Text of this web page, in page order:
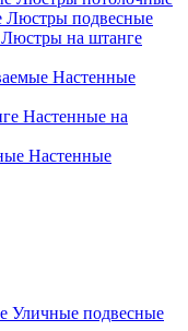
Люстры подвесные
Люстры на штанге
Настенные
Настенные на
Настенные
Уличные подвесные